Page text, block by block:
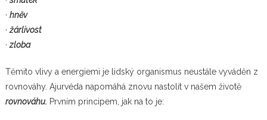
· hněv
· žárlivost
· zloba
Těmito vlivy a energiemi je lidský organismus neustále vyváděn z
rovnováhy. Ajurvéda napomáhá znovu nastolit v našem životě
rovnováhu. Prvním principem, jak na to je: